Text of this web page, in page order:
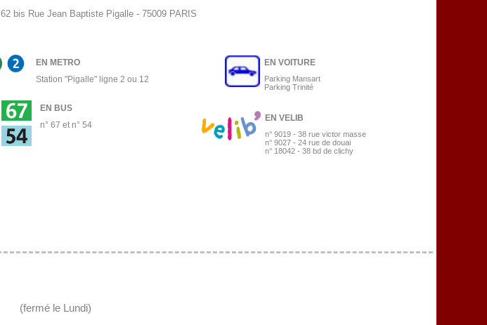
62 bis Rue Jean Baptiste Pigalle - 75009 PARIS
EN METRO
Station "Pigalle" ligne 2 ou 12
EN VOITURE
Parking Mansart
Parking Trinité
EN BUS
n° 67 et n° 54
EN VELIB
n° 9019 - 38 rue victor masse
n° 9027 - 24 rue de douai
n° 18042 - 38 bd de clichy
(fermé le Lundi)